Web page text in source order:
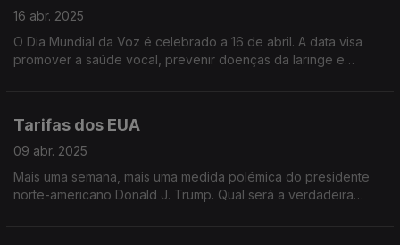
16 abr. 2025
O Dia Mundial da Voz é celebrado a 16 de abril. A data visa
promover a saúde vocal, prevenir doenças da laringe e
Tarifas dos EUA
09 abr. 2025
Mais uma semana, mais uma medida polémica do presidente
norte-americano Donald J. Trump. Qual será a verdadeira